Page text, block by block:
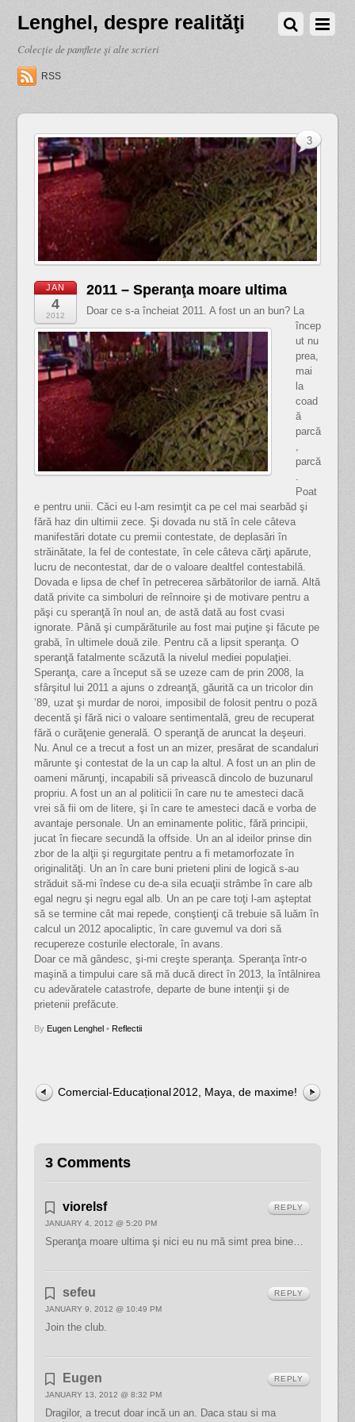
Lenghel, despre realităţi
Colecţie de pamflete şi alte scrieri
RSS
JAN
4
2012
2011 – Speranţa moare ultima
Doar ce s-a încheiat 2011. A fost un an bun? La
încep
ut nu
prea,
mai
la
coad
ă
parcă
parcă
Poat
e pentru unii. Căci eu l-am resimţit ca pe cel mai searbăd şi
fără haz din ultimii zece. Şi dovada nu stă în cele câteva
manifestări dotate cu premii contestate, de deplasări în
străinătate, la fel de contestate, în cele câteva cărţi apărute,
lucru de necontestat, dar de o valoare dealtfel contestabilă.
Dovada e lipsa de chef în petrecerea sărbătorilor de iarnă. Altă
dată privite ca simboluri de reînnoire şi de motivare pentru a
păşi cu speranţă în noul an, de astă dată au fost cvasi
ignorate. Până şi cumpărăturile au fost mai puţine şi făcute pe
grabă, în ultimele două zile. Pentru că a lipsit speranţa. O
speranţă fatalmente scăzută la nivelul mediei populaţiei.
Speranţa, care a început să se uzeze cam de prin 2008, la
sfârşitul lui 2011 a ajuns o zdreanţă, găurită ca un tricolor din
’89, uzat şi murdar de noroi, imposibil de folosit pentru o poză
decentă şi fără nici o valoare sentimentală, greu de recuperat
fără o curăţenie generală. O speranţă de aruncat la deşeuri.
Nu. Anul ce a trecut a fost un an mizer, presărat de scandaluri
mărunte şi contestat de la un cap la altul. A fost un an plin de
oameni mărunţi, incapabili să privească dincolo de buzunarul
propriu. A fost un an al politicii în care nu te amesteci dacă
vrei să fii om de litere, şi în care te amesteci dacă e vorba de
avantaje personale. Un an eminamente politic, fără principii,
jucat în fiecare secundă la offside. Un an al ideilor prinse din
zbor de la alţii şi regurgitate pentru a fi metamorfozate în
originalităţi. Un an în care buni prieteni plini de logică s-au
străduit să-mi îndese cu de-a sila ecuaţii strâmbe în care alb
egal negru şi negru egal alb. Un an pe care toţi l-am aşteptat
să se termine cât mai repede, conştienţi că trebuie să luăm în
calcul un 2012 apocaliptic, în care guvernul va dori să
recupereze costurile electorale, în avans.
Doar ce mă gândesc, şi-mi creşte speranţa. Speranţa într-o
maşină a timpului care să mă ducă direct în 2013, la întâlnirea
cu adevăratele catastrofe, departe de bune intenţii şi de
prietenii prefăcute.
By Eugen Lenghel• Reflectii
3
Comercial-Educațional 2012, Maya, de maxime!
3 Comments
viorelsf
JANUARY 4, 2012 @ 5:20 PM
Speranţa moare ultima şi nici eu nu mă simt prea bine…
REPLY
sefeu
JANUARY 9, 2012 @ 10:49 PM
Join the club.
REPLY
Eugen
JANUARY 13, 2012 @ 8:32 PM
Dragilor, a trecut doar incă un an. Daca stau si ma
REPLY